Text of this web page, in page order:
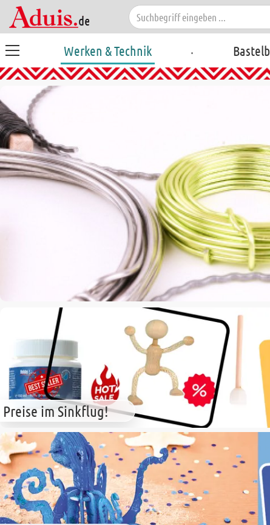
Werken & Technik .
Preise im Sinkflug!